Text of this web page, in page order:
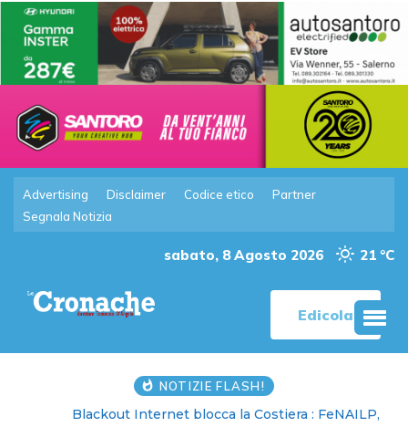
Advertising Disclaimer Codice etico
Partner
Segnala Notizia
sabato, 8 Agosto 2026 21 °C
Edicola
NOTIZIE FLASH!
Blackout Internet blocca la Costiera : FeNAILP,